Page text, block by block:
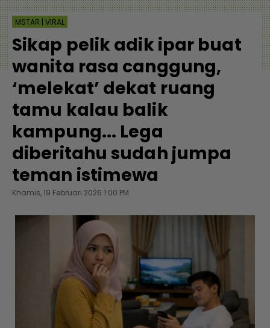
MSTAR | VIRAL
Sikap pelik adik ipar buat
wanita rasa canggung,
‘melekat’ dekat ruang
tamu kalau balik
kampung... Lega
diberitahu sudah jumpa
teman istimewa
Khamis, 19 Februari 2026 1:00 PM